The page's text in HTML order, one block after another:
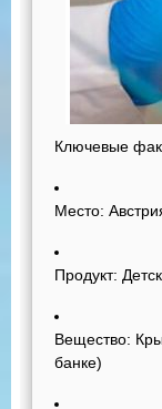
Ключевые
Место:
Продукт:
Вещество:
банке)